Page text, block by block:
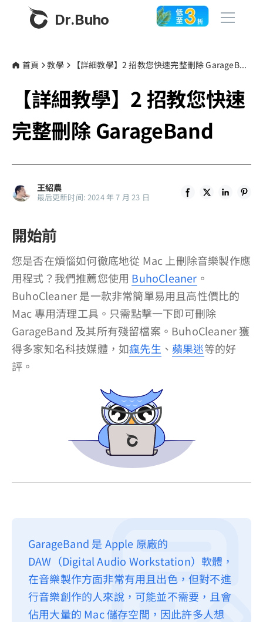
Dr.Buho
產品
BuhoCleaner
BuhoUnlocker
BuhoRepair
BuhoNTFS
BuhoLaunchpad
商店
關於我們
聯絡我們
隱私權政策
服務條款
退款政策
首頁 教學 【詳細教學】2 招教您快速完整刪除 GarageBand
【詳細教學】2 招教您快速
完整刪除 GarageBand
王紹農
最后更新时间: 2024 年 7 月 23 日
開始前
您是否在煩惱如何徹底地從 Mac 上刪除音樂製作應
用程式？我們推薦您使用 BuhoCleaner 。
BuhoCleaner 是一款非常簡單易用且高性價比的
Mac 專用清理工具。只需點擊一下即可刪除
GarageBand 及其所有殘留檔案。BuhoCleaner 獲
得多家知名科技媒體，如瘋先生 、 蘋果迷等的好
評。
GarageBand 是 Apple 原廠的
DAW（Digital Audio Workstation）軟體，
在音樂製作方面非常有用且出色，但對不進
行音樂創作的人來說，可能並不需要，且會
佔用大量的 Mac 儲存空間，因此許多人想